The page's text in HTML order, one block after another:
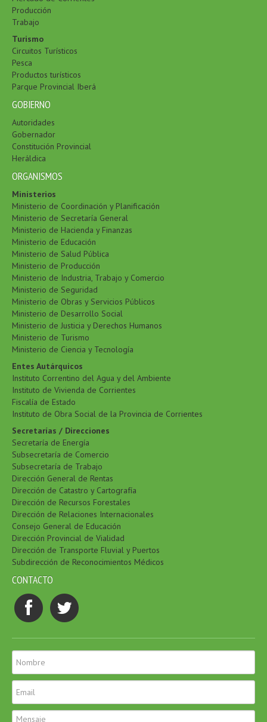
Producción
Trabajo
Turismo
Circuitos Turísticos
Pesca
Productos turísticos
Parque Provincial Iberá
GOBIERNO
Autoridades
Gobernador
Constitución Provincial
Heráldica
ORGANISMOS
Ministerios
Ministerio de Coordinación y Planificación
Ministerio de Secretaría General
Ministerio de Hacienda y Finanzas
Ministerio de Educación
Ministerio de Salud Pública
Ministerio de Producción
Ministerio de Industria, Trabajo y Comercio
Ministerio de Seguridad
Ministerio de Obras y Servicios Públicos
Ministerio de Desarrollo Social
Ministerio de Justicia y Derechos Humanos
Ministerio de Turismo
Ministerio de Ciencia y Tecnología
Entes Autárquicos
Instituto Correntino del Agua y del Ambiente
Instituto de Vivienda de Corrientes
Fiscalía de Estado
Instituto de Obra Social de la Provincia de Corrientes
Secretarías / Direcciones
Secretaría de Energía
Subsecretaría de Comercio
Subsecretaría de Trabajo
Dirección General de Rentas
Dirección de Catastro y Cartografía
Dirección de Recursos Forestales
Dirección de Relaciones Internacionales
Consejo General de Educación
Dirección Provincial de Vialidad
Dirección de Transporte Fluvial y Puertos
Subdirección de Reconocimientos Médicos
CONTACTO